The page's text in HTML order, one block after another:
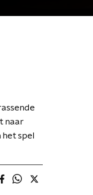
naar
spel